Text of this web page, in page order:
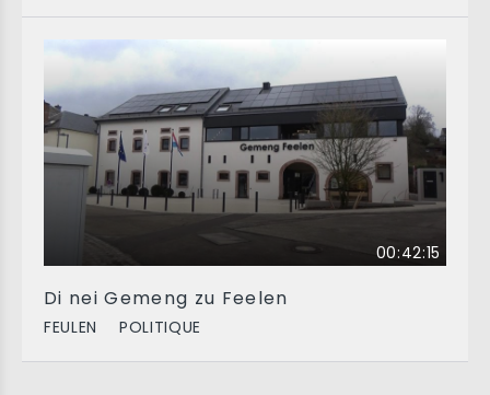
00:42:15
Di nei Gemeng zu Feelen
FEULEN POLITIQUE